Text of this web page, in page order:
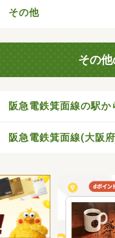
その他
その
阪急電鉄箕面線の駅か
阪急電鉄箕面線(大阪